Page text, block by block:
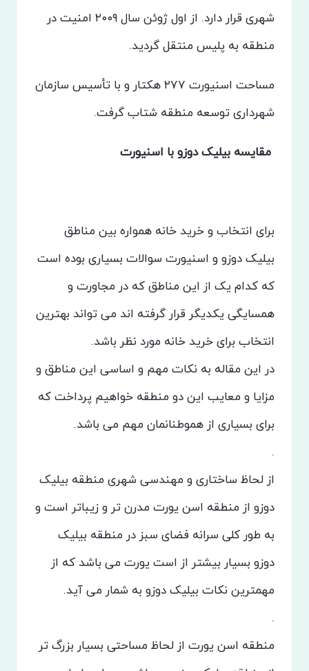
شهری قرار دارد. از اول ژوئن سال ۲۰۰۹ امنیت در
منطقه به پلیس منتقل گردید.
مساحت اسنیورت ۲۷۷ هکتار و با تأسیس سازمان
شهرداری توسعه منطقه شتاب گرفت.
مقایسه بیلیک دوزو با اسنیورت
برای انتخاب و خرید خانه همواره بین مناطق
بیلیک دوزو و اسنیورت سوالات بسیاری بوده است
که کدام یک از این مناطق که در مجاورت و
همسایگی یکدیگر قرار گرفته اند می تواند بهترین
انتخاب برای خرید خانه مورد نظر باشد.
در این مقاله به نکات مهم و اساسی این مناطق و
مزایا و معایب این دو منطقه خواهیم پرداخت که
برای بسیاری از هموطنانمان مهم می باشد.
.
از لحاظ ساختاری و مهندسی شهری منطقه بیلیک
دوزو از منطقه اسن یورت مدرن تر و زیباتر است و
به طور کلی سرانه فضای سبز در منطقه بیلیک
دوزو بسیار بیشتر از است یورت می باشد که از
مهمترین نکات بیلیک دوزو به شمار می آید.
.
منطقه اسن یورت از لحاظ مساحتی بسیار بزرگ تر